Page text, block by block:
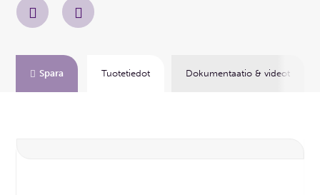
Tuotetiedot Dokumentaatio & videot
Spara